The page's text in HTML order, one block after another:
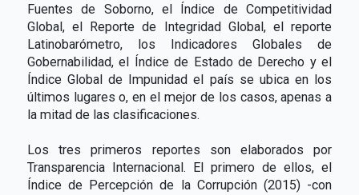
Fuentes de Soborno, el Índice de Competitividad
Global, el Reporte de Integridad Global, el reporte
Latinobarómetro, los Indicadores Globales de
Gobernabilidad, el Índice de Estado de Derecho y el
Índice Global de Impunidad el país se ubica en los
últimos lugares o, en el mejor de los casos, apenas a
la mitad de las clasificaciones.
Los tres primeros reportes son elaborados por
Transparencia Internacional. El primero de ellos, el
Índice de Percepción de la Corrupción (2015) -con